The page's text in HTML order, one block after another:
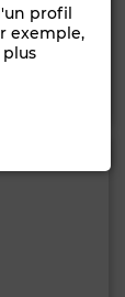
Sdb.
profil
exemple,